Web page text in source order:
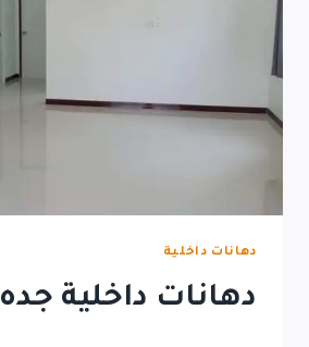
دهانات داخلية
دهانات داخلية جده